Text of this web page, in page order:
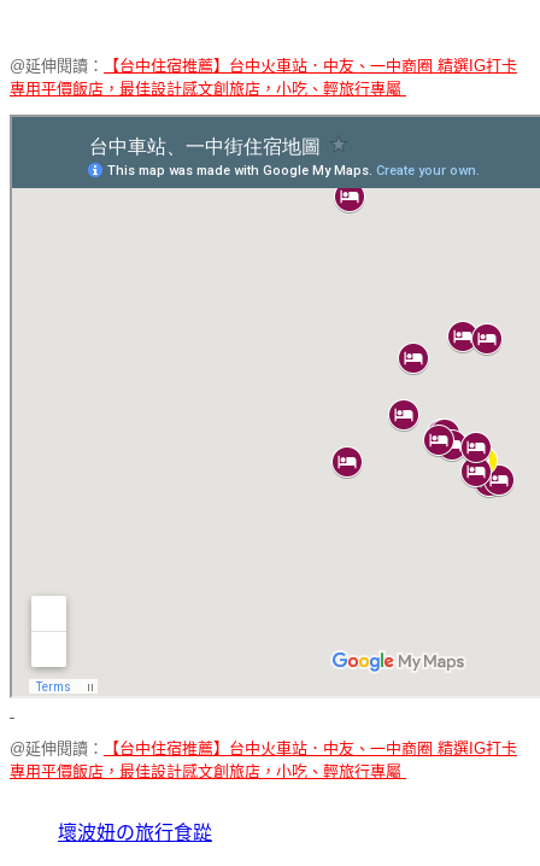
@延伸閱讀：
【台中住宿推薦】台中火車站．中友、一中商圈 精選IG打卡
專用平價飯店，最佳設計感文創旅店，小吃、輕旅行專屬
@延伸閱讀：
【台中住宿推薦】台中火車站．中友、一中商圈 精選IG打卡
專用平價飯店，最佳設計感文創旅店，小吃、輕旅行專屬
壞波妞の旅行食踨